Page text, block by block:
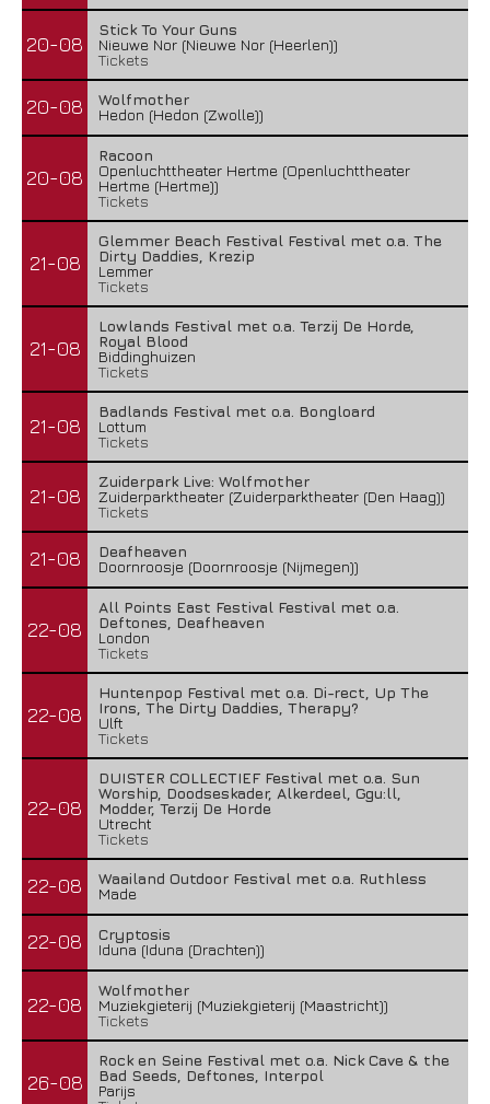
20-08
Stick To Your Guns
Nieuwe Nor (Nieuwe Nor (Heerlen))
Tickets
20-08
Wolfmother
Hedon (Hedon (Zwolle))
20-08
Racoon
Openluchttheater Hertme (Openluchttheater
Hertme (Hertme))
Tickets
21-08
Glemmer Beach Festival Festival met o.a. The
Dirty Daddies, Krezip
Lemmer
Tickets
21-08
Lowlands Festival met o.a. Terzij De Horde,
Royal Blood
Biddinghuizen
Tickets
21-08
Badlands Festival met o.a. Bongloard
Lottum
Tickets
21-08
Zuiderpark Live: Wolfmother
Zuiderparktheater (Zuiderparktheater (Den Haag))
Tickets
21-08
Deafheaven
Doornroosje (Doornroosje (Nijmegen))
22-08
All Points East Festival Festival met o.a.
Deftones, Deafheaven
London
Tickets
22-08
Huntenpop Festival met o.a. Di-rect, Up The
Irons, The Dirty Daddies, Therapy?
Ulft
Tickets
22-08
DUISTER COLLECTIEF Festival met o.a. Sun
Worship, Doodseskader, Alkerdeel, Ggu:ll,
Modder, Terzij De Horde
Utrecht
Tickets
22-08
Waailand Outdoor Festival met o.a. Ruthless
Made
22-08
Cryptosis
Iduna (Iduna (Drachten))
22-08
Wolfmother
Muziekgieterij (Muziekgieterij (Maastricht))
Tickets
26-08
Rock en Seine Festival met o.a. Nick Cave & the
Bad Seeds, Deftones, Interpol
Parijs